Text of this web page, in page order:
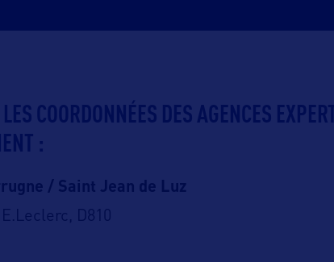
COORDONNÉES DES AGENCES
:
/ Saint Jean de Luz
D810